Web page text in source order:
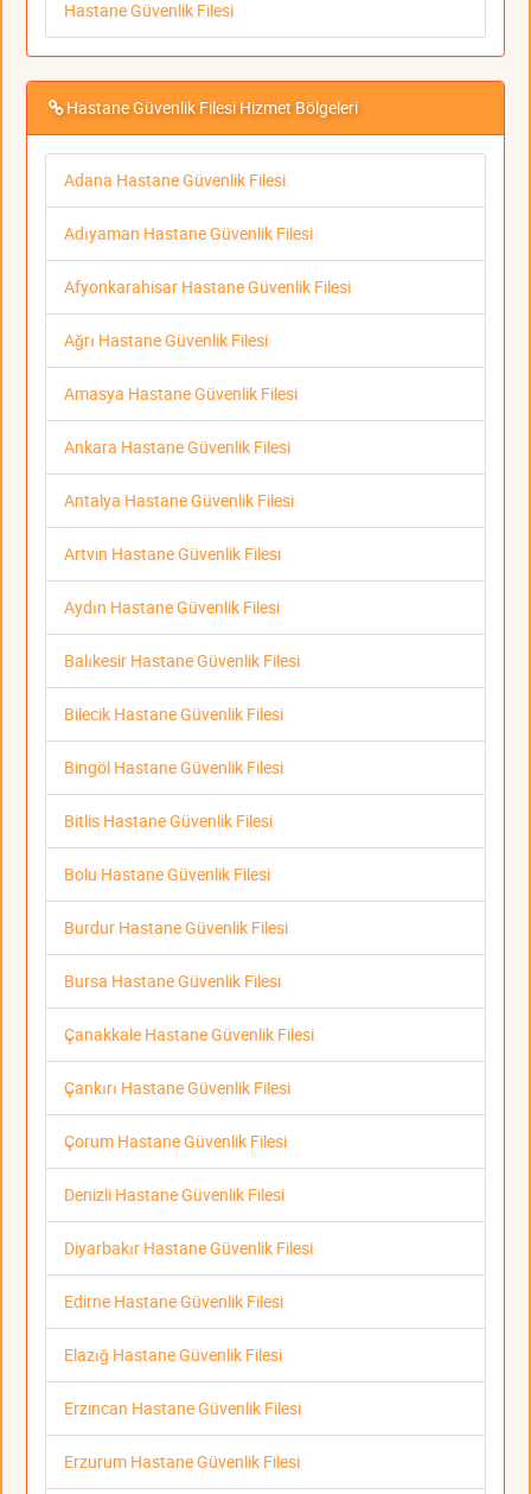
Hastane Güvenlik Filesi
Hastane Güvenlik Filesi Hizmet Bölgeleri
Adana Hastane Güvenlik Filesi
Adıyaman Hastane Güvenlik Filesi
Afyonkarahisar Hastane Güvenlik Filesi
Ağrı Hastane Güvenlik Filesi
Amasya Hastane Güvenlik Filesi
Ankara Hastane Güvenlik Filesi
Antalya Hastane Güvenlik Filesi
Artvin Hastane Güvenlik Filesi
Aydın Hastane Güvenlik Filesi
Balıkesir Hastane Güvenlik Filesi
Bilecik Hastane Güvenlik Filesi
Bingöl Hastane Güvenlik Filesi
Bitlis Hastane Güvenlik Filesi
Bolu Hastane Güvenlik Filesi
Burdur Hastane Güvenlik Filesi
Bursa Hastane Güvenlik Filesi
Çanakkale Hastane Güvenlik Filesi
Çankırı Hastane Güvenlik Filesi
Çorum Hastane Güvenlik Filesi
Denizli Hastane Güvenlik Filesi
Diyarbakır Hastane Güvenlik Filesi
Edirne Hastane Güvenlik Filesi
Elazığ Hastane Güvenlik Filesi
Erzincan Hastane Güvenlik Filesi
Erzurum Hastane Güvenlik Filesi